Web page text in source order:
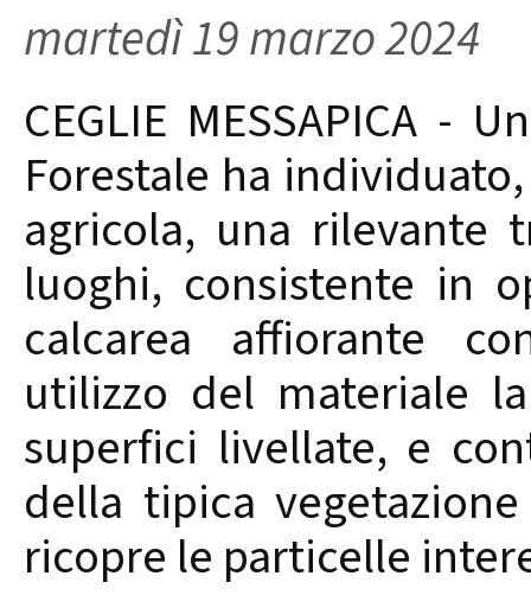
martedì 19 marzo 2024
CEGLIE MESSAPICA -
Forestale ha
agricola, una rilevante
luoghi, consistente in
calcarea affiorante
utilizzo del materiale
superfici livellate, e
della tipica
ricopre le particelle